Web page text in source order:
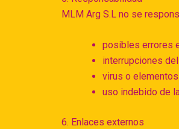
MLM Arg S.L no se
posibles errores
interrupciones
virus o
uso indebido de
6. Enlaces externos